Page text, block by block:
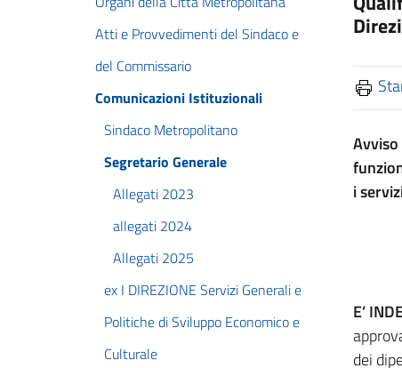
Atti e Provvedimenti del Sindaco e
del Commissario
Comunicazioni Istituzionali
Sindaco Metropolitano
Segretario Generale
Allegati 2023
allegati 2024
Allegati 2025
ex I DIREZIONE Servizi Generali e
Politiche di Sviluppo Economico e
Culturale
i
E’
dei